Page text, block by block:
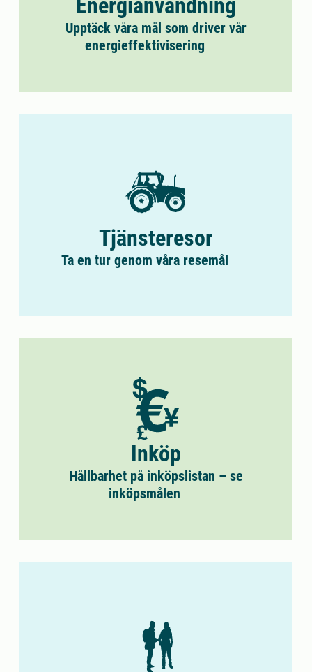
Upptäck våra mål som driver vår
energieffektivisering
Tjänsteresor
Ta en tur genom våra rese­mål
Inköp
Hållbarhet på inköpslistan – se
inköpsmålen